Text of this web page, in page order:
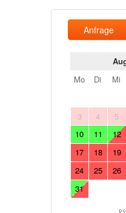
Anfrage
Mo
Di Mi
3
4 5
10
11 12
17
18 19
24
25 26
31